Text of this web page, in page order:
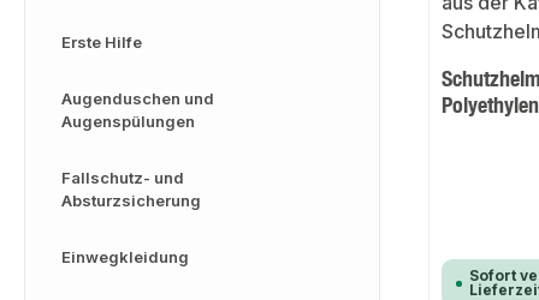
Erste Hilfe
Augenduschen und
Augenspülungen
Fallschutz- und
Absturzsicherung
Einwegkleidung
Sofort